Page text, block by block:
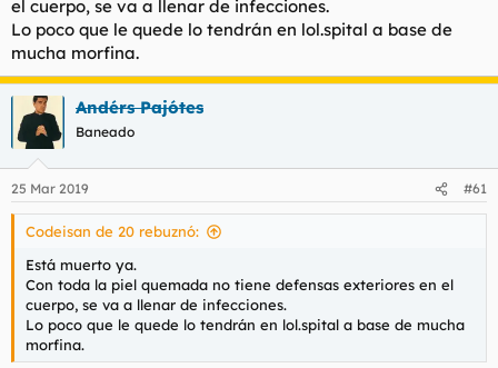
el cuerpo, se va a llenar de infecciones.
Lo poco que le quede lo tendrán en lol.spital a base de
mucha morfina.
Andérs Pajótes
Baneado
25 Mar 2019 #61
Codeisan de 20 rebuznó:
Está muerto ya.
Con toda la piel quemada no tiene defensas exteriores en el
cuerpo, se va a llenar de infecciones.
Lo poco que le quede lo tendrán en lol.spital a base de mucha
morfina.